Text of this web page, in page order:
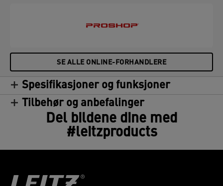
SE ALLE ONLINE-FORHANDLERE
Spesifikasjoner og funksjoner
Tilbehør og anbefalinger
Del bildene dine med
#leitzproducts